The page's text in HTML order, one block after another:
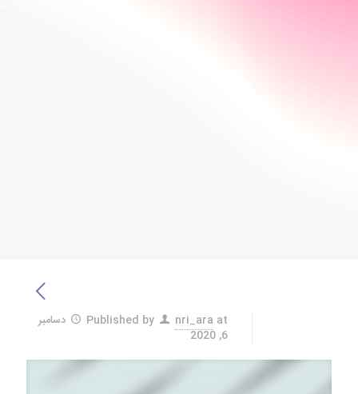
Published by nri_ara at
دسامبر
6, 2020